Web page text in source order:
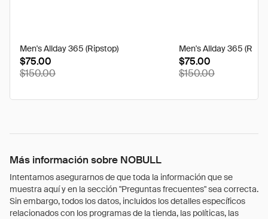
Men's Allday 365 (Ripstop)
$75.00
$150.00
Men's Allday 365
$75.00
$150.00
Más información sobre NOBULL
Intentamos asegurarnos de que toda la información que se
muestra aquí y en la sección "Preguntas frecuentes" sea correcta.
Sin embargo, todos los datos, incluidos los detalles específicos
relacionados con los programas de la tienda, las políticas, las